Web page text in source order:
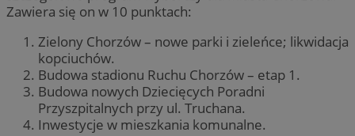
Zawiera się on w 10 punktach:
Zielony Chorzów – nowe parki i zieleńce; likwidacja
kopciuchów.
Budowa stadionu Ruchu Chorzów – etap 1.
Budowa nowych Dziecięcych Poradni
Przyszpitalnych przy ul. Truchana.
Inwestycje w mieszkania komunalne.